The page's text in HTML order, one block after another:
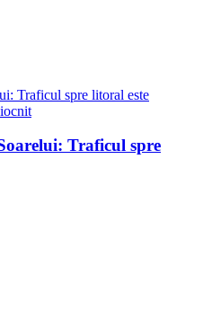
Traficul spre